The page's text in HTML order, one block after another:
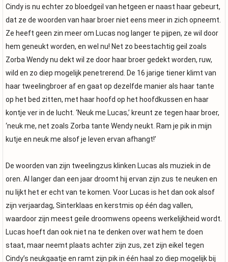
Cindy is nu echter zo bloedgeil van hetgeen er naast haar gebeurt,
dat ze de woorden van haar broer niet eens meer in zich opneemt.
Ze heeft geen zin meer om Lucas nog langer te pijpen, ze wil door
hem geneukt worden, en wel nu! Net zo beestachtig geil zoals
Zorba Wendy nu dekt wil ze door haar broer gedekt worden, ruw,
wild en zo diep mogelijk penetrerend. De 16 jarige tiener klimt van
haar tweelingbroer af en gaat op dezelfde manier als haar tante
op het bed zitten, met haar hoofd op het hoofdkussen en haar
kontje ver in de lucht. ‘Neuk me Lucas,’ kreunt ze tegen haar broer,
‘neuk me, net zoals Zorba tante Wendy neukt. Ram je pik in mijn
kutje en neuk me alsof je leven ervan afhangt!’
De woorden van zijn tweelingzus klinken Lucas als muziek in de
oren. Al langer dan een jaar droomt hij ervan zijn zus te neuken en
nu lijkt het er echt van te komen. Voor Lucas is het dan ook alsof
zijn verjaardag, Sinterklaas en kerstmis op één dag vallen,
waardoor zijn meest geile droomwens opeens werkelijkheid wordt.
Lucas hoeft dan ook niet na te denken over wat hem te doen
staat, maar neemt plaats achter zijn zus, zet zijn eikel tegen
Cindy’s neukgaatje en ramt zijn pik in één haal zo diep mogelijk bij